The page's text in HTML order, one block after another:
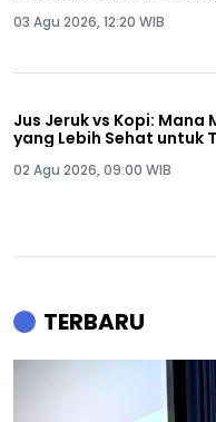
03 Agu 2026, 12:20 WIB
Jus Jeruk vs Kopi: Mana
yang Lebih Sehat untuk
02 Agu 2026, 09:00 WIB
TERBARU